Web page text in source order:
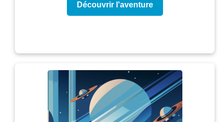
Découvrir l'aventure